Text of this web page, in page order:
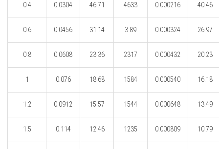
0.4 0.0304 46.71 4633 0.000216 40.46
0.6 0.0456 31.14 3.89 0.000324 26.97
0.8 0.0608 23.36 2317 0.000432 20.23
1 0.076 18.68 1584 0.000540 16.18
1.2 0.0912 15.57 1544 0.000648 13.49
1.5 0.114 12.46 1235 0.000809 10.79